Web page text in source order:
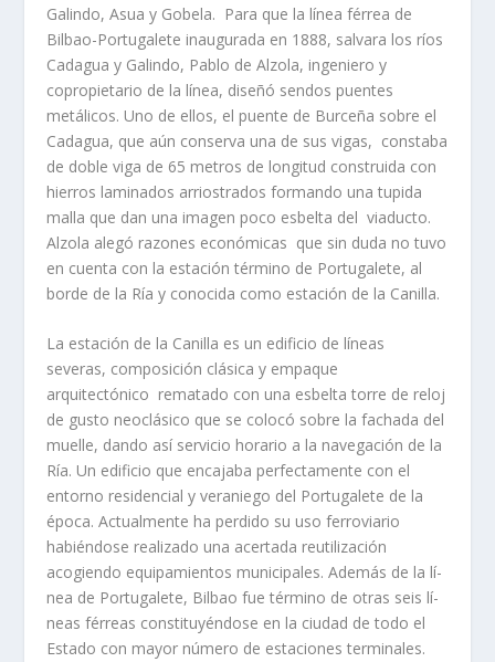
Galindo, Asua y Gobela. Para que la lí­nea férrea de
Bilbao-Portugalete inaugurada en 1888, salvara los rí­os
Cadagua y Galindo, Pablo de Alzola, ingeniero y
copropietario de la lí­nea, diseñó sendos puentes
metálicos. Uno de ellos, el puente de Burceña sobre el
Cadagua, que aún conserva una de sus vigas, constaba
de doble viga de 65 metros de longitud construida con
hierros laminados arriostrados formando una tupida
malla que dan una imagen poco esbelta del viaducto.
Alzola alegó razones económicas que sin duda no tuvo
en cuenta con la estación término de Portugalete, al
borde de la Rí­a y conocida como estación de la Canilla.
La estación de la Canilla es un edificio de lí­neas
severas, composición clásica y empaque
arquitectónico rematado con una esbelta torre de reloj
de gusto neoclásico que se colocó sobre la fachada del
muelle, dando así­ servicio horario a la navegación de la
Rí­a. Un edificio que encajaba perfectamente con el
entorno residencial y veraniego del Portugalete de la
época. Actualmente ha perdido su uso ferroviario
habiéndose realizado una acertada reutilización
acogiendo equipamientos municipales. Además de la lí­
nea de Portugalete, Bilbao fue término de otras seis lí­
neas férreas constituyéndose en la ciudad de todo el
Estado con mayor número de estaciones terminales.